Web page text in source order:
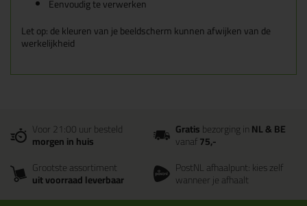
Eenvoudig te verwerken
Let op: de kleuren van je beeldscherm kunnen afwijken van de
werkelijkheid
Voor 21:00 uur besteld
morgen in huis
Gratisbezorging inNL & BE
vanaf75,-
Grootste assortiment
uit voorraad leverbaar
PostNL afhaalpunt: kies zelf
wanneer je afhaalt